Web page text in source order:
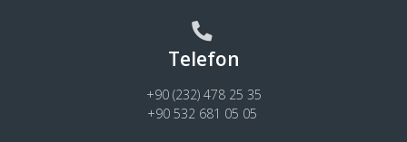
Telefon
+90 (232) 478 25 35
+90 532 681 05 05